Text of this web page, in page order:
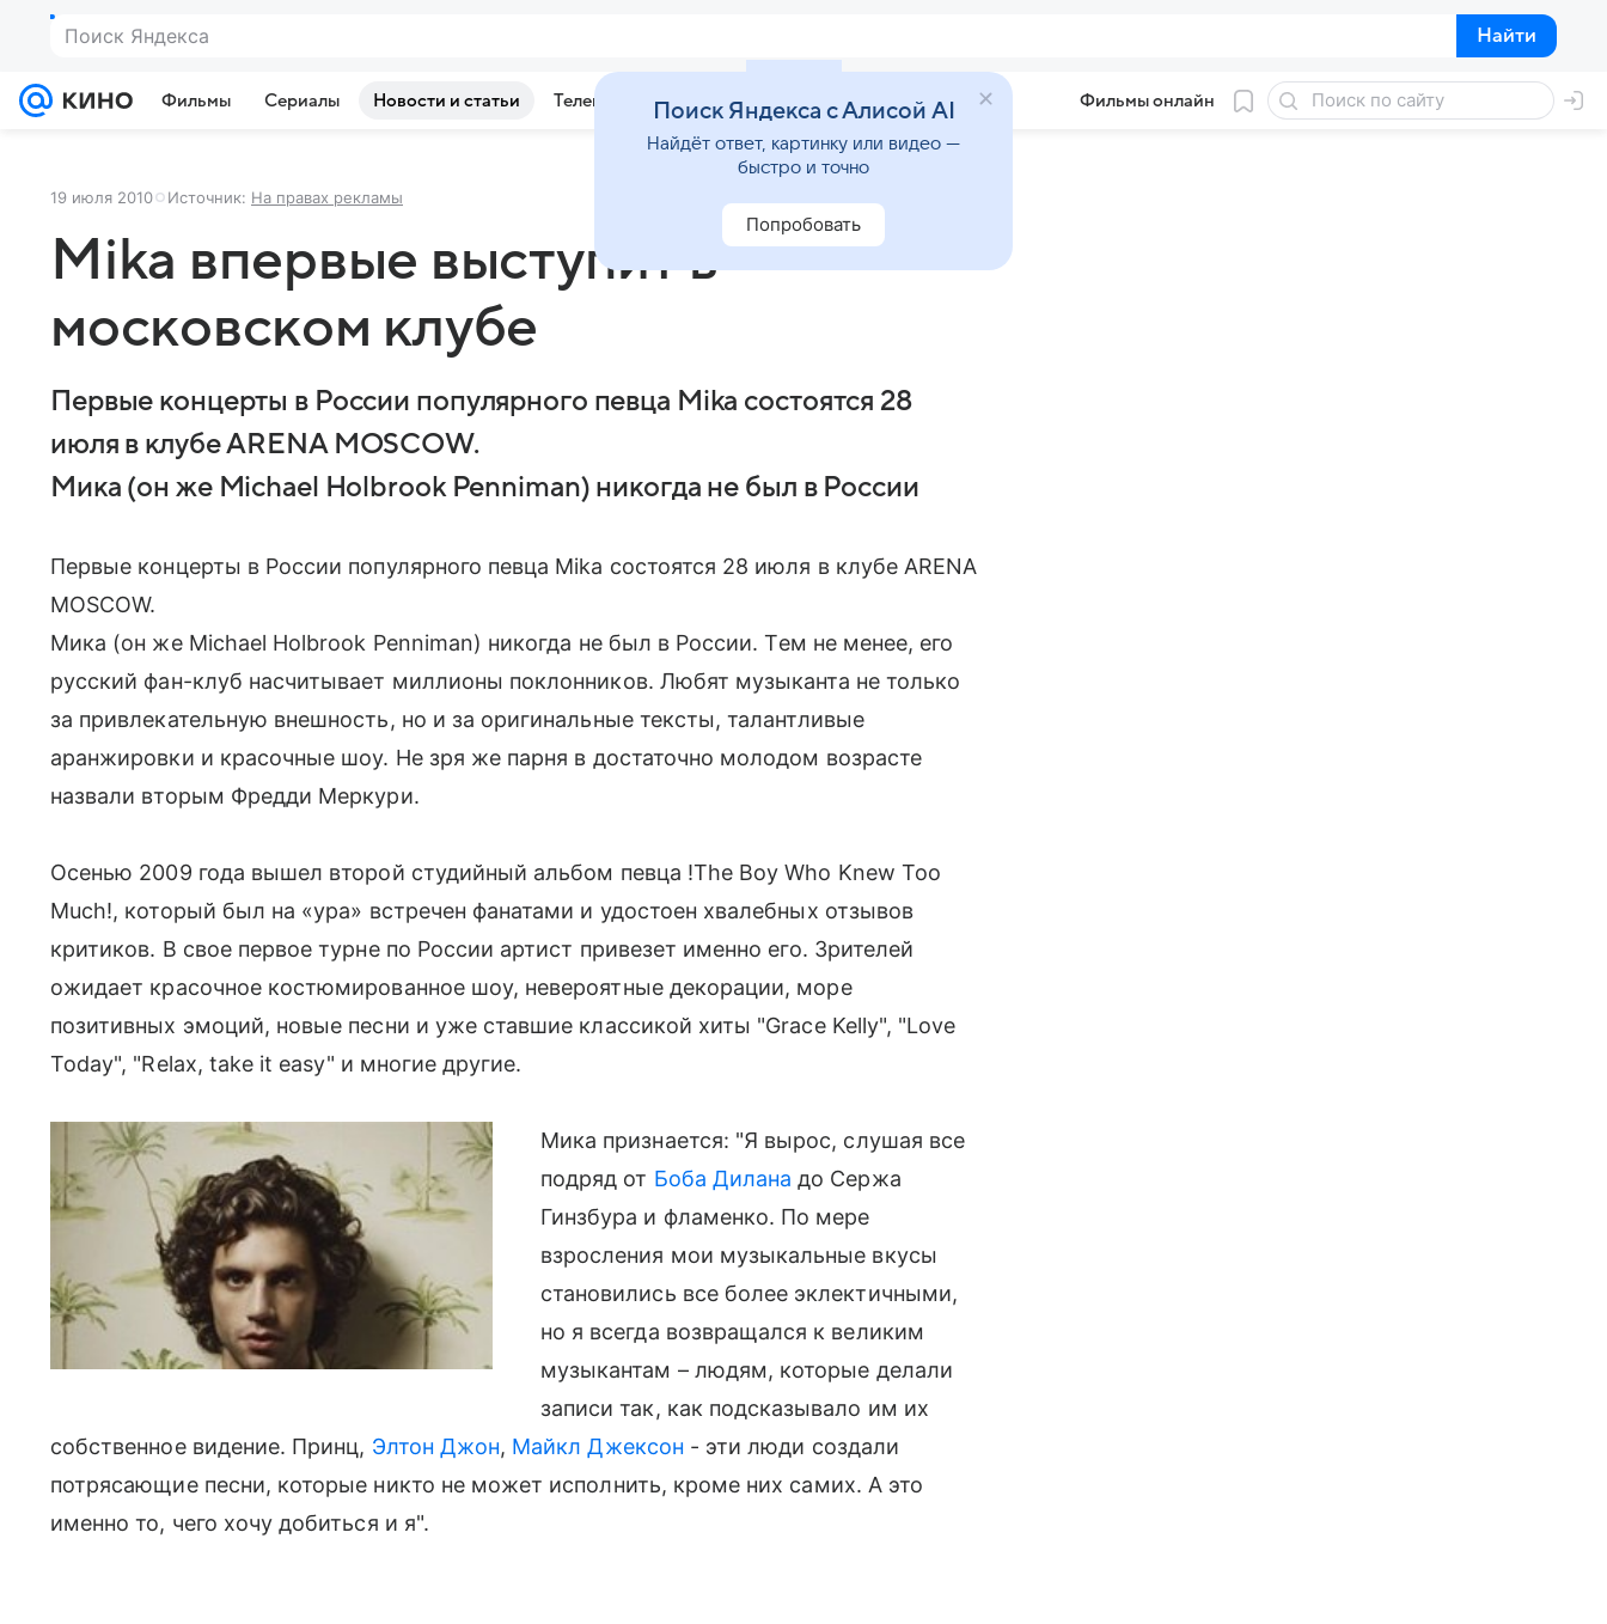
Найти
Найти
Фильмы Сериалы Новости и статьи Телепрограмма Звезды Фильмы онлайн
19 июля 2010 Источник: На правах рекламы
Mika впервые выступит в
московском клубе
Первые концерты в России популярного певца Mika состоятся 28
июля в клубе ARENA MOSCOW.
Mика (он же Michael Holbrook Penniman) никогда не был в России
Первые концерты в России популярного певца Mika состоятся 28 июля в клубе ARENA
MOSCOW.
Mика (он же Michael Holbrook Penniman) никогда не был в России. Тем не менее, его
русский фан-клуб насчитывает миллионы поклонников. Любят музыканта не только
за привлекательную внешность, но и за оригинальные тексты, талантливые
аранжировки и красочные шоу. Не зря же парня в достаточно молодом возрасте
назвали вторым Фредди Меркури.
Осенью 2009 года вышел второй студийный альбом певца !The Boy Who Knew Too
Much!, который был на «ура» встречен фанатами и удостоен хвалебных отзывов
критиков. В свое первое турне по России артист привезет именно его. Зрителей
ожидает красочное костюмированное шоу, невероятные декорации, море
позитивных эмоций, новые песни и уже ставшие классикой хиты "Grace Kelly", "Love
Today", "Relax, take it easy" и многие другие.
Мика признается: "Я вырос, слушая все
подряд от Боба Дилана до Сержа
Гинзбура и фламенко. По мере
взросления мои музыкальные вкусы
становились все более эклектичными,
но я всегда возвращался к великим
музыкантам – людям, которые делали
записи так, как подсказывало им их
собственное видение. Принц, Элтон Джон, Майкл Джексон - эти люди создали
потрясающие песни, которые никто не может исполнить, кроме них самих. А это
именно то, чего хочу добиться и я".
Поиск Яндекса с Алисой AI
Найдёт ответ, картинку или видео —
быстро и точно
Попробовать